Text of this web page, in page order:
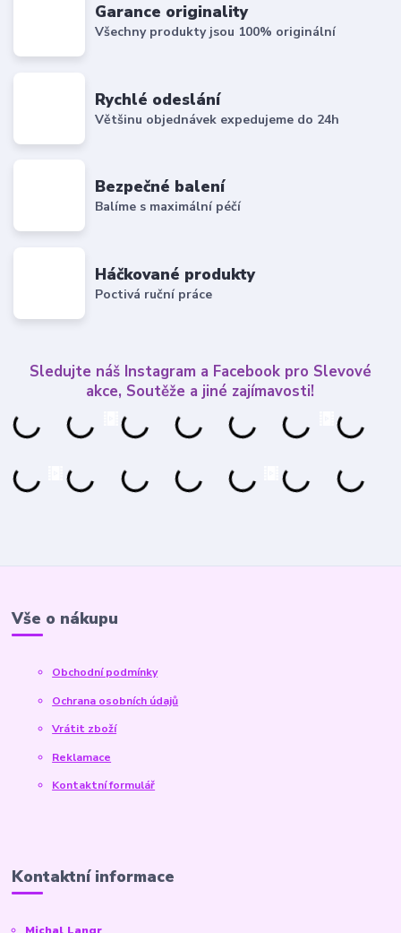
Garance originality
Všechny produkty jsou 100% originální
Rychlé odeslání
Většinu objednávek expedujeme do 24h
Bezpečné balení
Balíme s maximální péčí
Háčkované produkty
Poctivá ruční práce
Sledujte náš Instagram a Facebook pro Slevové
akce, Soutěže a jiné zajímavosti!
Vše o nákupu
Obchodní podmínky
Ochrana osobních údajů
Vrátit zboží
Reklamace
Kontaktní formulář
Kontaktní informace